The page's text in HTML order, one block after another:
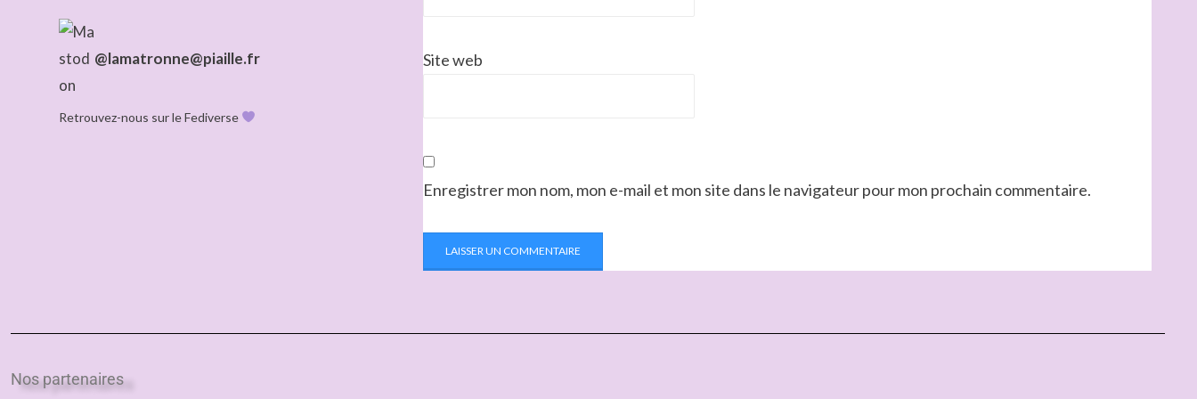
Site web
Enregistrer mon nom, mon e-mail et mon site dans le navigateur pour mon prochain commentaire.
@lamatronne@piaille.fr
Retrouvez-nous sur le Fediverse
Nos partenaires